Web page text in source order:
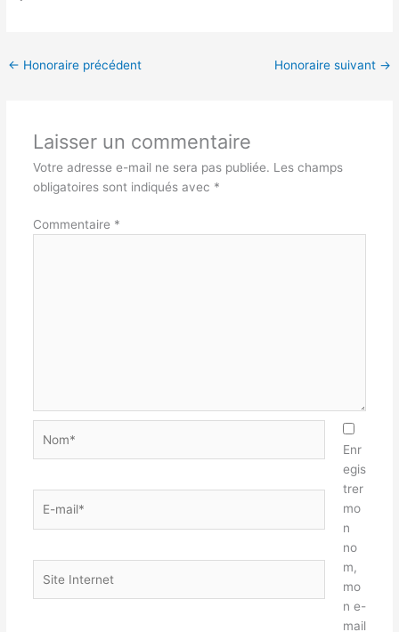
← Honoraire précédent Honoraire suivant →
Laisser un commentaire
Votre adresse e-mail ne sera pas publiée. Les champs
obligatoires sont indiqués avec *
Commentaire *
mail*
Internet
Enr
egis
trer
mo
n
no
m,
mo
n e-
mail